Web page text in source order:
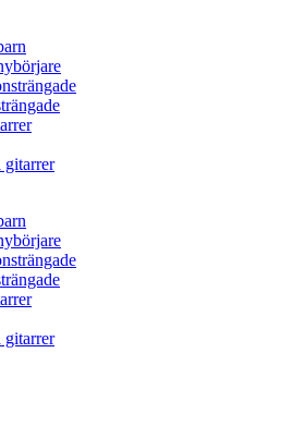
gitarrer
gitarrer